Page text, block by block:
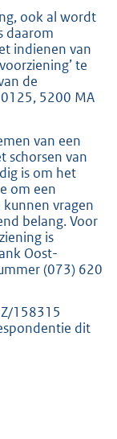
ook al wordt
daarom
indienen van
te
de
5200 MA
van een
schorsen van
is om het
om een
vragen
belang. Voor
is
Oost-
(073) 620
158315
dit